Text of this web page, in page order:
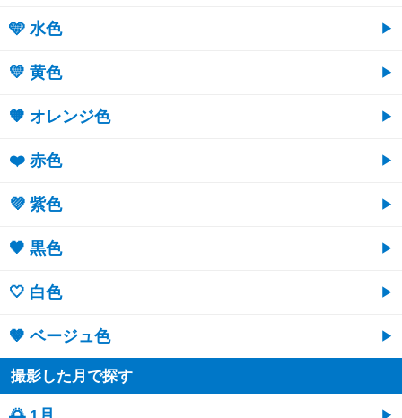
🩵 水色
💛 黄色
🧡 オレンジ色
❤️ 赤色
💜 紫色
🖤 黒色
🤍 白色
🤎 ベージュ色
撮影した月で探す